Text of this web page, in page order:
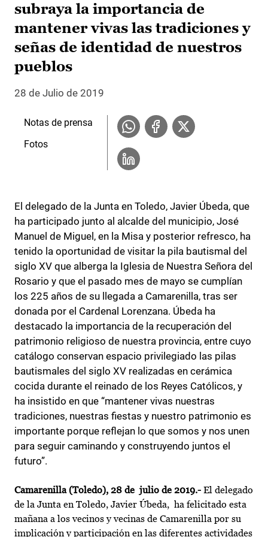
subraya la importancia de
mantener vivas las tradiciones y
señas de identidad de nuestros
pueblos
28 de Julio de 2019
El delegado de la Junta en Toledo, Javier Úbeda, que
ha participado junto al alcalde del municipio, José
Manuel de Miguel, en la Misa y posterior refresco, ha
tenido la oportunidad de visitar la pila bautismal del
siglo XV que alberga la Iglesia de Nuestra Señora del
Rosario y que el pasado mes de mayo se cumplían
los 225 años de su llegada a Camarenilla, tras ser
donada por el Cardenal Lorenzana. Úbeda ha
destacado la importancia de la recuperación del
patrimonio religioso de nuestra provincia, entre cuyo
catálogo conservan espacio privilegiado las pilas
bautismales del siglo XV realizadas en cerámica
cocida durante el reinado de los Reyes Católicos, y
ha insistido en que “mantener vivas nuestras
tradiciones, nuestras fiestas y nuestro patrimonio es
importante porque reflejan lo que somos y nos unen
para seguir caminando y construyendo juntos el
futuro”.
Camarenilla (Toledo), 28 de julio de 2019.- El delegado
de la Junta en Toledo, Javier Úbeda, ha felicitado esta
mañana a los vecinos y vecinas de Camarenilla por su
implicación y participación en las diferentes actividades
Notas de prensa
Fotos